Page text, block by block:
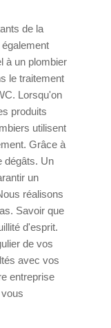
de la
à un plombier
le traitement
Lorsqu'on
produits
utilisent
Grâce à
dégâts. Un
un
réalisons
Savoir que
d'esprit.
de vos
avec vos
entreprise